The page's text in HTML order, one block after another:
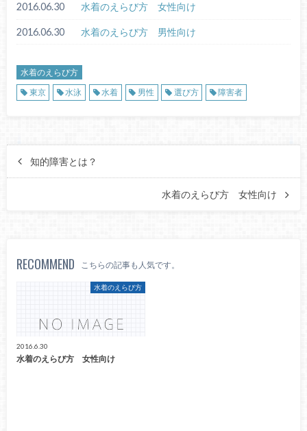
2016.06.30 水着のえらび方 女性向け
2016.06.30 水着のえらび方 男性向け
水着のえらび方
東京
水泳 水着 男性 選び方 障害者
知的障害とは？
水着のえらび方 女性向け
RECOMMEND こちらの記事も人気です。
水着のえらび方
2016.6.30
水着のえらび方 女性向け